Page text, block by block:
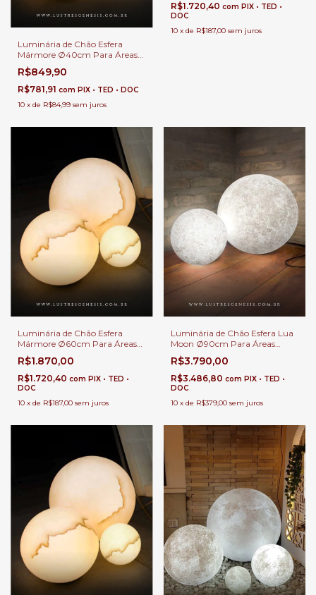
Luminária de Chão Esfera
Mármore Ø40cm Para Áreas
Internas e Externas.
R$849,90
R$781,91 com PIX • TED • DOC
10 x de R$84,99 sem juros
R$1.720,40 com PIX • TED •
DOC
10 x de R$187,00 sem juros
Luminária de Chão Esfera
Mármore Ø60cm Para Áreas
Internas e Externas.
R$1.870,00
R$1.720,40 com PIX • TED •
DOC
10 x de R$187,00 sem juros
Luminária de Chão Esfera Lua
Moon Ø90cm Para Áreas
Internas e Externas.
R$3.790,00
R$3.486,80 com PIX • TED •
DOC
10 x de R$379,00 sem juros